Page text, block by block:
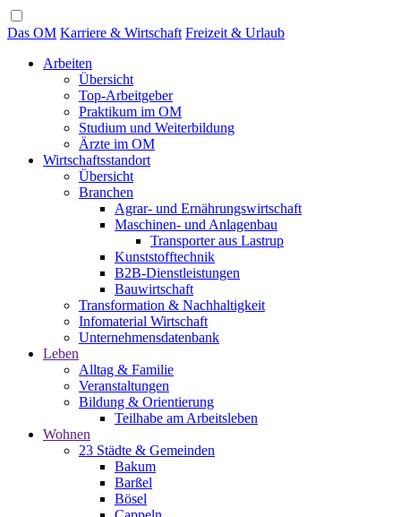
Das OM Karriere & Wirtschaft Freizeit & Urlaub
Arbeiten
Übersicht
Top-Arbeitgeber
Praktikum im OM
Studium und Weiterbildung
Ärzte im OM
Wirtschaftsstandort
Übersicht
Branchen
Agrar- und Ernährungswirtschaft
Maschinen- und Anlagenbau
Transporter aus Lastrup
Kunststofftechnik
B2B-Dienstleistungen
Bauwirtschaft
Transformation & Nachhaltigkeit
Infomaterial Wirtschaft
Unternehmensdatenbank
Leben
Alltag & Familie
Veranstaltungen
Bildung & Orientierung
Teilhabe am Arbeitsleben
Wohnen
23 Städte & Gemeinden
Bakum
Barßel
Bösel